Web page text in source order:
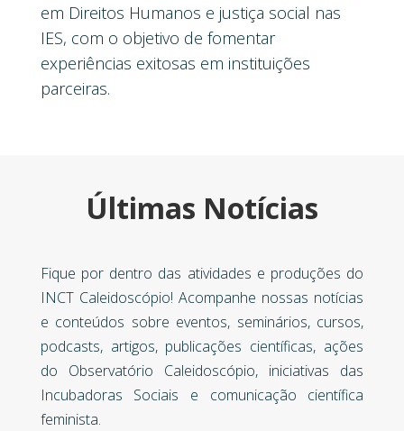
em Direitos Humanos e justiça social nas
IES, com o objetivo de fomentar
experiências exitosas em instituições
parceiras.
Últimas Notícias
Fique por dentro das atividades e produções do
INCT Caleidoscópio! Acompanhe nossas notícias
e conteúdos sobre eventos, seminários, cursos,
podcasts, artigos, publicações científicas, ações
do Observatório Caleidoscópio, iniciativas das
Incubadoras Sociais e comunicação científica
feminista.